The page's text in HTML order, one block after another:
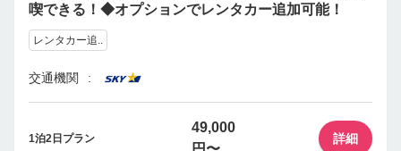
喫できる！◆オプションでレンタカー追加可能！
レンタカー追..
交通機関
1泊2日プラン
49,000
詳細